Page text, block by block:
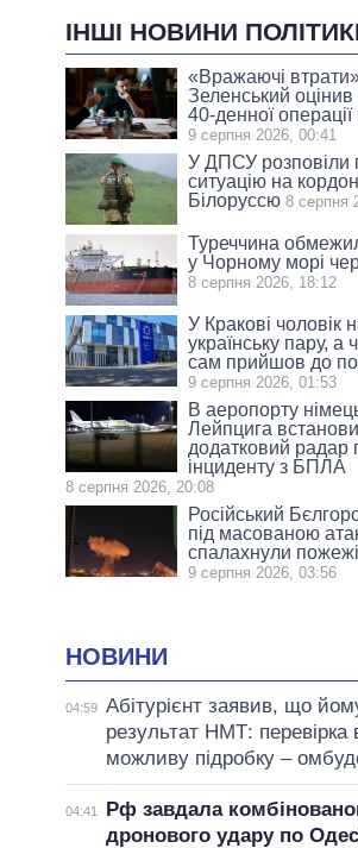
ІНШІ НОВИНИ
«Вражаючі
Зеленський оцінив
40-денної
9 серпня 2026, 00:41
У ДПСУ розповіли
ситуацію на
Білоруссю 8 серпня
Туреччина
у Чорному морі
8 серпня 2026, 18:12
У Кракові чоловік
українську пару, а
сам прийшов до
9 серпня 2026, 01:53
В аеропорту
Лейпцига
додатковий радар
інциденту з БПЛА
8 серпня 2026, 20:08
Російський
під масованою
спалахнули пожежі
9 серпня 2026, 03:56
НОВИНИ
04:59 Абітурієнт заявив, що
результат НМТ: перевірка
можливу підробку –
04:41
Рф завдала
дронового удару по